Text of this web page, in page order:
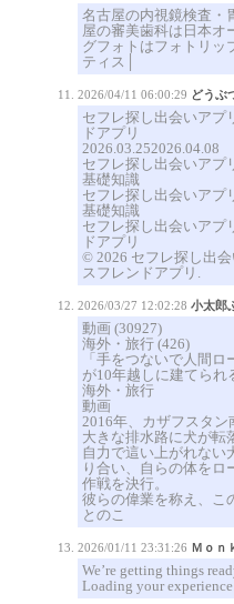
名古屋の内視鏡検査・
屋の審美歯科は日本オ
グフォトはフォトリッ
ティス│
2026/04/11 06:00:29 どうぶ
セフレ探し出会いアプ
ドアプリ
2026.03.252026.04.08
セフレ探し出会いアプ
基礎知識
セフレ探し出会いアプ
基礎知識
セフレ探し出会いアプ
ドアプリ
© 2026 セフレ探し出
スフレンドアプリ.
2026/03/27 12:02:28 小太郎
動画 (30927)
海外・旅行 (426)
「手をつないで人間ロ
が10年越しに建てられ
海外・旅行
動画
2016年、カザフスタン
大きな排水路に犬が転
自力で這い上がれない
り合い、自らの体をロ
作戦を決行。
彼らの偉業を称え、こ
とのこ
2026/01/11 23:31:26 Ｍｏｎ
We’re getting things
Loading your